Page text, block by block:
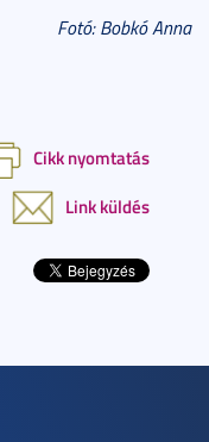
Fotó: Bobkó Anna
Cikk nyomtatás
Link küldés